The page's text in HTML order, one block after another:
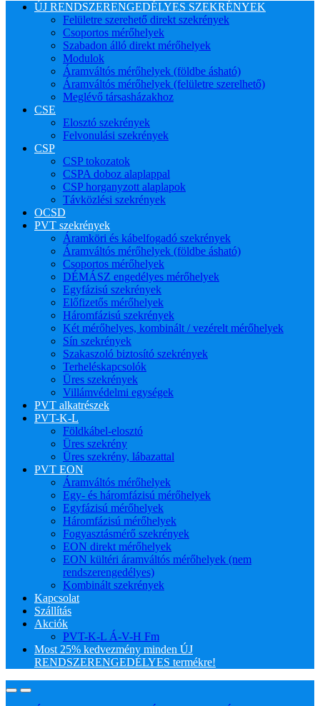
ÚJ RENDSZERENGEDÉLYES SZEKRÉNYEK
Felületre szerehető direkt szekrények
Csoportos mérőhelyek
Szabadon álló direkt mérőhelyek
Modulok
Áramváltós mérőhelyek (földbe ásható)
Áramváltós mérőhelyek (felületre szerelhető)
Meglévő társasházakhoz
CSE
Elosztó szekrények
Felvonulási szekrények
CSP
CSP tokozatok
CSPA doboz alaplappal
CSP horganyzott alaplapok
Távközlési szekrények
OCSD
PVT szekrények
Áramköri és kábelfogadó szekrények
Áramváltós mérőhelyek (földbe ásható)
Csoportos mérőhelyek
DÉMÁSZ engedélyes mérőhelyek
Egyfázisú szekrények
Előfizetős mérőhelyek
Háromfázisú szekrények
Két mérőhelyes, kombinált / vezérelt mérőhelyek
Sín szekrények
Szakaszoló biztosító szekrények
Terheléskapcsolók
Üres szekrények
Villámvédelmi egységek
PVT alkatrészek
PVT-K-L
Földkábel-elosztó
Üres szekrény
Üres szekrény, lábazattal
PVT EON
Áramváltós mérőhelyek
Egy- és háromfázisú mérőhelyek
Egyfázisú mérőhelyek
Háromfázisú mérőhelyek
Fogyasztásmérő szekrények
EON direkt mérőhelyek
EON kültéri áramváltós mérőhelyek (nem
rendszerengedélyes)
Kombinált szekrények
Kapcsolat
Szállítás
Akciók
PVT-K-L Á-V-H Fm
Most 25% kedvezmény minden ÚJ
RENDSZERENGEDÉLYES termékre!